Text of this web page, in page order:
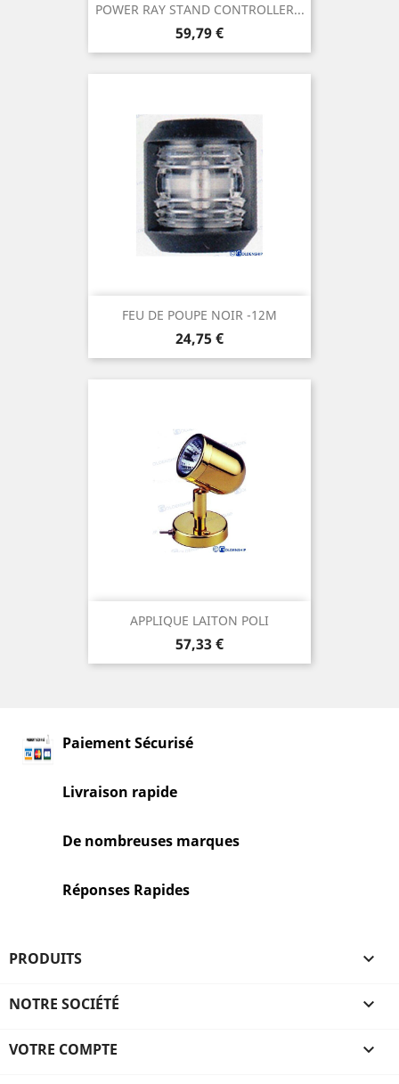
POWER RAY STAND CONTROLLER...
Prix
59,79 €
FEU DE POUPE NOIR -12M
Prix
24,75 €
APPLIQUE LAITON POLI
Prix
57,33 €
Paiement Sécurisé
Livraison rapide
De nombreuses marques
Réponses Rapides
PRODUITS 
NOTRE SOCIÉTÉ 
VOTRE COMPTE 